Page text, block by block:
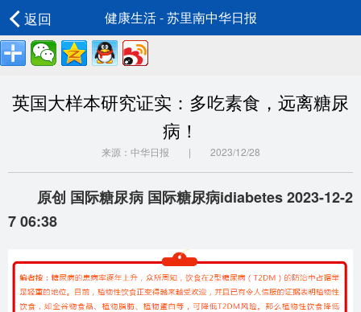
返回 健康生活 - 苏里南中华日报
英国大样本研究证实：多吃素食，远离糖尿
病！
来源：中华日报 | 2023/12/28
原创 国际糖尿病 国际糖尿病idiabetes 2023-12-2
7 06:38